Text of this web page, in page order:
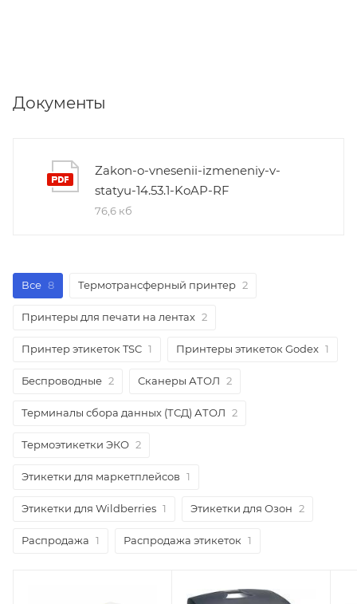
Документы
Zakon-o-vnesenii-izmeneniy-v-
statyu-14.53.1-KoAP-RF
76,6 кб
Все 8 Термотрансферный принтер 2
Принтеры для печати на лентах 2
Принтер этикеток TSC 1 Принтеры этикеток Godex 1
Беспроводные 2 Сканеры АТОЛ 2
Терминалы сбора данных (ТСД) АТОЛ 2
Термоэтикетки ЭКО 2
Этикетки для маркетплейсов 1
Этикетки для Wildberries 1 Этикетки для Озон 2
Распродажа 1 Распродажа этикеток 1